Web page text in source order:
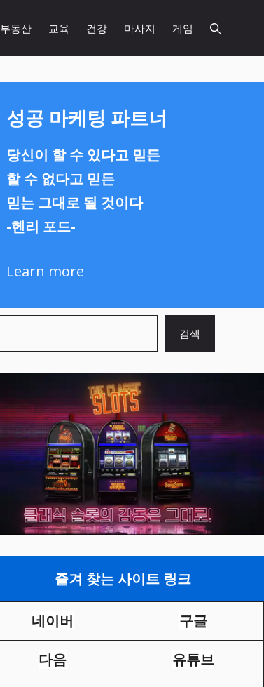
부동산 교육 건강 마사지 게임
성공 마케팅 파트너
당신이 할 수 있다고 믿든
할 수 없다고 믿든
믿는 그대로 될 것이다
-헨리 포드-
Learn more
검색
즐겨 찾는 사이트 링크
네이버 구글
다음 유튜브